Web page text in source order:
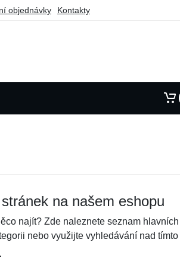
objednávky Kontakty
na našem eshopu
najít? Zde naleznete seznam
nebo využijte vyhledávání nad tímto